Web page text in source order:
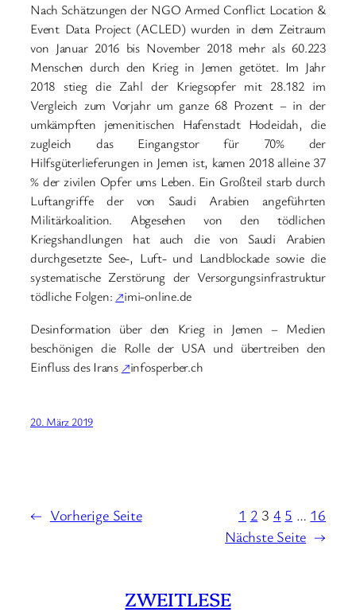
Nach Schätzungen der NGO Armed Conflict Location &
Event Data Project (ACLED) wurden in dem Zeitraum
von Januar 2016 bis November 2018 mehr als 60.223
Menschen durch den Krieg in Jemen getötet. Im Jahr
2018 stieg die Zahl der Kriegsopfer mit 28.182 im
Vergleich zum Vorjahr um ganze 68 Prozent – in der
umkämpften jemenitischen Hafenstadt Hodeidah, die
zugleich das Eingangstor für 70% der
Hilfsgüterlieferungen in Jemen ist, kamen 2018 alleine 37
% der zivilen Opfer ums Leben. Ein Großteil starb durch
Luftangriffe der von Saudi Arabien angeführten
Militärkoalition. Abgesehen von den tödlichen
Kriegshandlungen hat auch die von Saudi Arabien
durchgesetzte See-, Luft- und Landblockade sowie die
systematische Zerstörung der Versorgungsinfrastruktur
tödliche Folgen: ↗imi-online.de
Desinformation über den Krieg in Jemen – Medien
beschönigen die Rolle der USA und übertreiben den
Einfluss des Irans ↗infosperber.ch
20. März 2019
← Vorherige Seite 1 2 3 4 5 … 16
Nächste Seite →
ZWEITLESE